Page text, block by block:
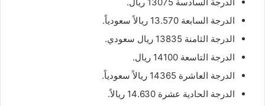
الدرجة السابعة 13.570 ريالاً سعودياً.
الدرجة الثامنة 13835 ريال سعودي.
الدرجة التاسعة 14100 ريال.
الدرجة العاشرة 14365 ريالاً سعودياً.
الدرجة الحادية عشرة 14.630 ريالاً.